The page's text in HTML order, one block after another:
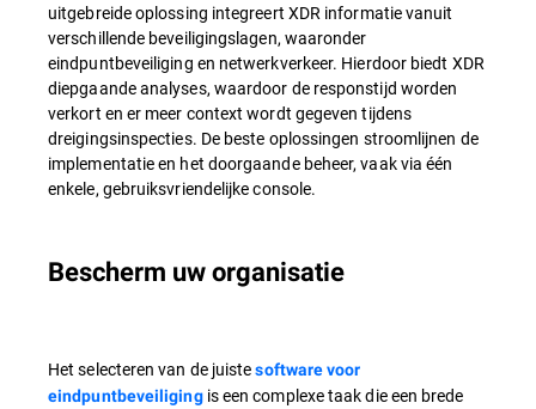
uitgebreide oplossing integreert XDR informatie vanuit
verschillende beveiligingslagen, waaronder
eindpuntbeveiliging en netwerkverkeer. Hierdoor biedt XDR
diepgaande analyses, waardoor de responstijd worden
verkort en er meer context wordt gegeven tijdens
dreigingsinspecties. De beste oplossingen stroomlijnen de
implementatie en het doorgaande beheer, vaak via één
enkele, gebruiksvriendelijke console.
Bescherm uw organisatie
Het selecteren van de juistesoftware voor
eindpuntbeveiligingis een complexe taak die een brede